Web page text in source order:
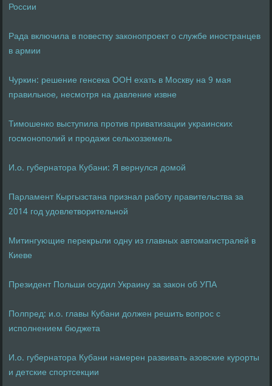
России
Рада включила в повестку законопроект о службе иностранцев
в армии
Чуркин: решение генсека ООН ехать в Москву на 9 мая
правильное, несмотря на давление извне
Тимошенко выступила против приватизации украинских
госмонополий и продажи сельхозземель
И.о. губернатора Кубани: Я вернулся домой
Парламент Кыргызстана признал работу правительства за
2014 год удовлетворительной
Митингующие перекрыли одну из главных автомагистралей в
Киеве
Президент Польши осудил Украину за закон об УПА
Полпред: и.о. главы Кубани должен решить вопрос с
исполнением бюджета
И.о. губернатора Кубани намерен развивать азовские курорты
и детские спортсекции